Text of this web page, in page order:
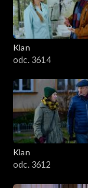
Klan
odc. 3614
Klan
odc. 3612